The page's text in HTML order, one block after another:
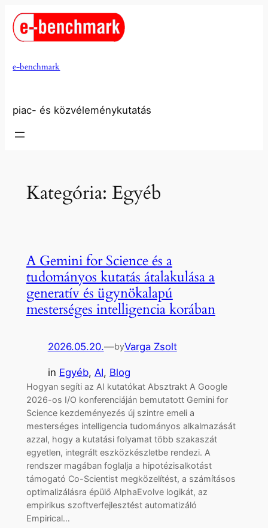
Ugrás
tartalomhoz
e-benchmark
piac- és közvéleménykutatás
Kategória: Egyéb
A Gemini for Science és a
tudományos kutatás átalakulása a
generatív és ügynökalapú
mesterséges intelligencia korában
2026.05.20.—byVarga Zsolt
in Egyéb, AI, Blog
Hogyan segíti az AI kutatókat Absztrakt A Google
2026-os I/O konferenciáján bemutatott Gemini for
Science kezdeményezés új szintre emeli a
mesterséges intelligencia tudományos alkalmazását
azzal, hogy a kutatási folyamat több szakaszát
egyetlen, integrált eszközkészletbe rendezi. A
rendszer magában foglalja a hipotézisalkotást
támogató Co-Scientist megközelítést, a számításos
optimalizálásra épülő AlphaEvolve logikát, az
empirikus szoftverfejlesztést automatizáló
Empirical…